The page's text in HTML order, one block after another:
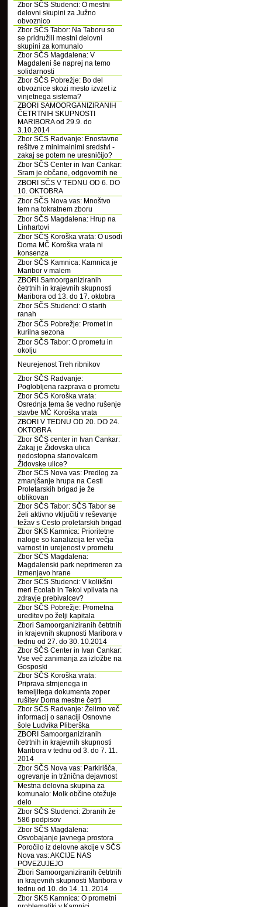
Zbor SČS Studenci: O mestni
delovni skupini za Južno
obvoznico
Zbor SČS Tabor: Na Taboru so
se pridružili mestni delovni
skupini za komunalo
Zbor SČS Magdalena: V
Magdaleni še naprej na temo
solidarnosti
Zbor SČS Pobrežje: Bo del
obvoznice skozi mesto izvzet iz
vinjetnega sistema?
ZBORI SAMOORGANIZIRANIH
ČETRTNIH SKUPNOSTI
MARIBORA od 29.9. do
3.10.2014
Zbor SČS Radvanje: Enostavne
rešitve z minimalnimi sredstvi -
zakaj se potem ne uresničijo?
Zbor SČS Center in Ivan Cankar:
Sram je občane, odgovornih ne
ZBORI SČS V TEDNU OD 6. DO
10. OKTOBRA
Zbor SČS Nova vas: Mnoštvo
tem na tokratnem zboru
Zbor SČS Magdalena: Hrup na
Linhartovi
Zbor SČS Koroška vrata: O usodi
Doma MČ Koroška vrata ni
konsenza
Zbor SČS Kamnica: Kamnica je
Maribor v malem
ZBORI Samoorganiziranih
četrtnih in krajevnih skupnosti
Maribora od 13. do 17. oktobra
Zbor SČS Studenci: O starih
ranah
Zbor SČS Pobrežje: Promet in
kurilna sezona
Zbor SČS Tabor: O prometu in
okolju
Neurejenost Treh ribnikov
Zbor SČS Radvanje:
Poglobljena razprava o prometu
Zbor SČS Koroška vrata:
Osrednja tema še vedno rušenje
stavbe MČ Koroška vrata
ZBORI V TEDNU OD 20. DO 24.
OKTOBRA
Zbor SČS center in Ivan Cankar:
Zakaj je Židovska ulica
nedostopna stanovalcem
Židovske ulice?
Zbor SČS Nova vas: Predlog za
zmanjšanje hrupa na Cesti
Proletarskih brigad je že
oblikovan
Zbor SČS Tabor: SČS Tabor se
želi aktivno vključiti v reševanje
težav s Cesto proletarskih brigad
Zbor SKS Kamnica: Prioritetne
naloge so kanalizcija ter večja
varnost in urejenost v prometu
Zbor SČS Magdalena:
Magdalenski park neprimeren za
izmenjavo hrane
Zbor SČS Studenci: V kolikšni
meri Ecolab in Tekol vplivata na
zdravje prebivalcev?
Zbor SČS Pobrežje: Prometna
ureditev po želji kapitala
Zbori Samoorganiziranih četrtnih
in krajevnih skupnosti Maribora v
tednu od 27. do 30. 10.2014
Zbor SČS Center in Ivan Cankar:
Vse več zanimanja za izložbe na
Gosposki
Zbor SČS Koroška vrata:
Priprava strnjenega in
temeljitega dokumenta zoper
rušitev Doma mestne četrti
Zbor SČS Radvanje: Želimo več
informacij o sanaciji Osnovne
šole Ludvika Pliberška
ZBORI Samoorganiziranih
četrtnih in krajevnih skupnosti
Maribora v tednu od 3. do 7. 11.
2014
Zbor SČS Nova vas: Parkirišča,
ogrevanje in tržnična dejavnost
Mestna delovna skupina za
komunalo: Molk občine otežuje
delo
Zbor SČS Studenci: Zbranih že
586 podpisov
Zbor SČS Magdalena:
Osvobajanje javnega prostora
Poročilo iz delovne akcije v SČS
Nova vas: AKCIJE NAS
POVEZUJEJO
Zbori Samoorganiziranih četrtnih
in krajevnih skupnosti Maribora v
tednu od 10. do 14. 11. 2014
Zbor SKS Kamnica: O prometni